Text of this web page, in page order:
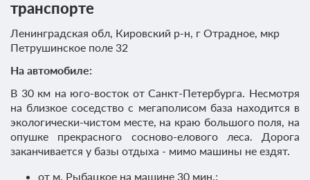
транспорте
Ленинградская обл, Кировский р-н, г Отрадное, мкр
Петрушинское поле 32
На автомобиле:
В 30 км на юго-восток от Санкт-Петербурга. Несмотря
на близкое соседство с мегаполисом база находится в
экологически-чистом месте, на краю большого поля, на
опушке прекрасного сосново-елового леса. Дорога
заканчивается у базы отдыха - мимо машины не ездят.
от м. Рыбацкое на машине 30 мин.;